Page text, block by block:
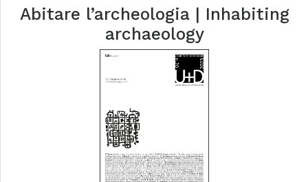
Abitare l’archeologia | Inhabiting
archaeology